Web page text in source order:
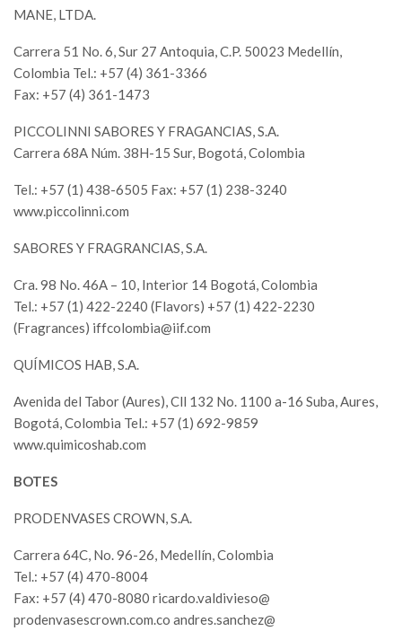
MANE, LTDA.
Carrera 51 No. 6, Sur 27 Antoquia, C.P. 50023 Medellín,
Colombia Tel.: +57 (4) 361-3366
Fax: +57 (4) 361-1473
PICCOLINNI SABORES Y FRAGANCIAS, S.A.
Carrera 68A Núm. 38H-15 Sur, Bogotá, Colombia
Tel.: +57 (1) 438-6505 Fax: +57 (1) 238-3240
www.piccolinni.com
SABORES Y FRAGRANCIAS, S.A.
Cra. 98 No. 46A – 10, Interior 14 Bogotá, Colombia
Tel.: +57 (1) 422-2240 (Flavors) +57 (1) 422-2230
(Fragrances) iffcolombia@iif.com
QUÍMICOS HAB, S.A.
Avenida del Tabor (Aures), Cll 132 No. 1100 a-16 Suba, Aures,
Bogotá, Colombia Tel.: +57 (1) 692-9859
www.quimicoshab.com
BOTES
PRODENVASES CROWN, S.A.
Carrera 64C, No. 96-26, Medellín, Colombia
Tel.: +57 (4) 470-8004
Fax: +57 (4) 470-8080 ricardo.valdivieso@
prodenvasescrown.com.co andres.sanchez@